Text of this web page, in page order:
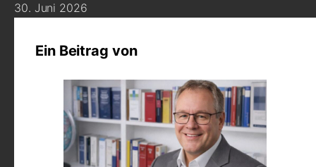
30. Juni 2026
Ein Beitrag von